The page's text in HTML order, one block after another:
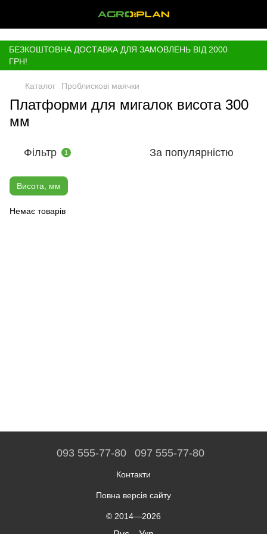
БЕЗКОШТОВНА ДОСТАВКА ДЛЯ ЗАМОВЛЕНЬ ВІД 2000
ГРН!
Каталог Проблискові маячки
Платформи для мигалок висота 300
мм
Фільтр 1 За популярністю
Висота, мм
Немає товарів
093 555-77-80 097 555-77-80
Контакти
Повна версія сайту
© 2014—2026